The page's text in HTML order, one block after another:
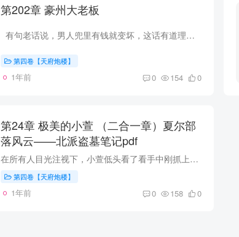
第202章 豪州大老板
有句老话说，男人兜里有钱就变坏，这话有道理，它是无数前辈们靠经验总结出来的。 这地方我去了一次，就还想去第二次，第三次，好在我意志坚韧不拔，要不然容易迷失。 包房内，灯光昏暗...
第四卷【天府炮楼】
1年前 0 154 0
第24章 极美的小萱 （二合一章）夏尔部
落风云——北派盗墓笔记pdf
在所有人目光注视下，小萱低头看了看手中刚抓上来的核桃。 我离的虽然有些距离，但能清楚看到，小萱脸色变了，她手在抖。 傻子都知道，出了意外！ 我猛的看向张彪，我想用眼神告诉他：“怎么回...
第四卷【天府炮楼】
1年前 0 158 0